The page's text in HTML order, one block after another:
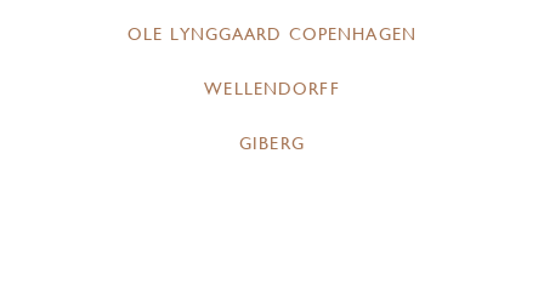
OLE LYNGGAARD COPENHAGEN
WELLENDORFF
GIBERG